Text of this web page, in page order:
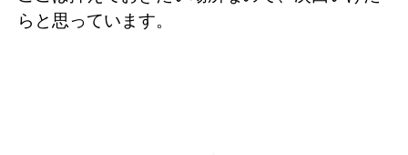
らと思っています。